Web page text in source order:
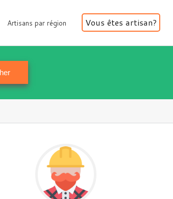
Artisans par région
Artisans par région Vous êtes artisan?